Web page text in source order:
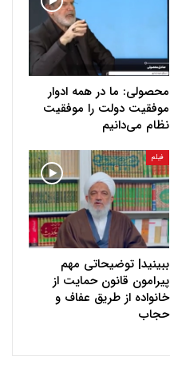
محصولی: ما در همه ادوار
موفقیت دولت را موفقیت
نظام می‌دانیم
فیلم
ببینید| توضیحاتی مهم
پیرامون قانون حمایت از
خانواده از طریق عفاف و
حجاب